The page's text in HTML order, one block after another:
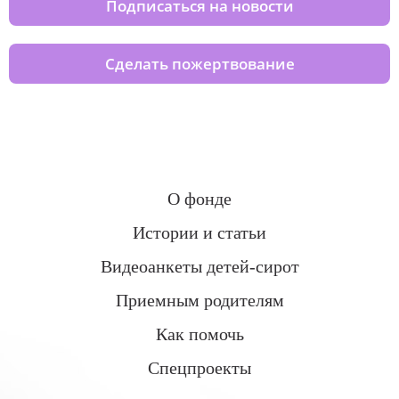
Подписаться на новости
Сделать пожертвование
О фонде
Истории и статьи
Видеоанкеты детей-сирот
Приемным родителям
Как помочь
Спецпроекты